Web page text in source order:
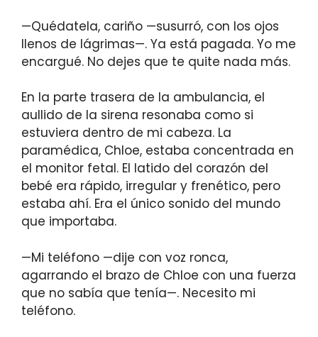
—Quédatela, cariño —susurró, con los ojos
llenos de lágrimas—. Ya está pagada. Yo me
encargué. No dejes que te quite nada más.
En la parte trasera de la ambulancia, el
aullido de la sirena resonaba como si
estuviera dentro de mi cabeza. La
paramédica, Chloe, estaba concentrada en
el monitor fetal. El latido del corazón del
bebé era rápido, irregular y frenético, pero
estaba ahí. Era el único sonido del mundo
que importaba.
—Mi teléfono —dije con voz ronca,
agarrando el brazo de Chloe con una fuerza
que no sabía que tenía—. Necesito mi
teléfono.